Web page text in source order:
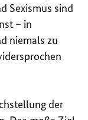
Sexismus sind
– in
niemals zu
der